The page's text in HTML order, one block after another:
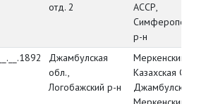
отд. 2
АССР,
р-н
__.__.1892
Джамбулская
обл.,
Логобажский р-н
Меркенский
Казахская ССР,
Джамбулская